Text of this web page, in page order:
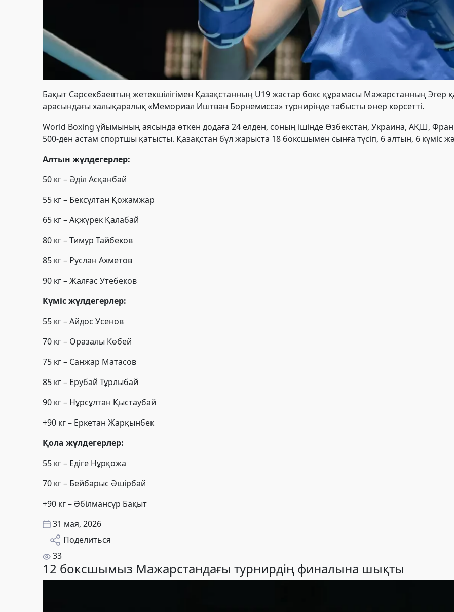
Бақыт Сәрсекбаевтың жетекшілігімен Қазақстанның U19 жастар бокс құрамасы Мажарстанның Эгер
арасындағы халықаралық «Мемориал Иштван Борнемисса» турнирінде табысты өнер көрсетті.
World Boxing ұйымының аясында өткен додаға 24 елден, соның ішінде Өзбекстан, Украина, АҚШ,
500-ден астам спортшы қатысты. Қазақстан бұл жарыста 18 боксшымен сынға түсіп, 6 алтын, 6 күміс
Алтын жүлдегерлер:
50 кг – Әділ Асқанбай
55 кг – Бексұлтан Қожамжар
65 кг – Ақжүрек Қалабай
80 кг – Тимур Тайбеков
85 кг – Руслан Ахметов
90 кг – Жалғас Утебеков
Күміс жүлдегерлер:
55 кг – Айдос Усенов
70 кг – Оразалы Көбей
75 кг – Санжар Матасов
85 кг – Ерубай Тұрлыбай
90 кг – Нұрсұлтан Қыстаубай
+90 кг – Еркетан Жарқынбек
Қола жүлдегерлер:
55 кг – Едіге Нұрқожа
70 кг – Бейбарыс Әшірбай
+90 кг – Әбілмансұр Бақыт
31 мая, 2026
Поделиться
33
12 боксшымыз Мажарстандағы турнирдің финалына шықты